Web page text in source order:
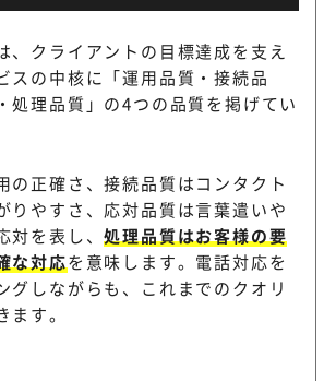
、クライアントの目標達成を支え
スの中核に「運用品質・接続品
処理品質」の4つの品質を掲げてい
の正確さ、接続品質はコンタクト
りやすさ、応対品質は言葉遣いや
対を表し、処理品質はお客様の要
な対応を意味します。電話対応を
グしながらも、これまでのクオリ
ます。